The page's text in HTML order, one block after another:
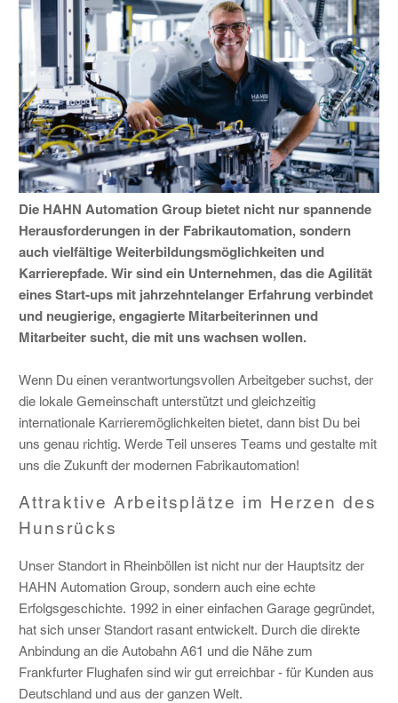
Die HAHN Automation Group bietet nicht nur spannende
Herausforderungen in der Fabrikautomation, sondern
auch vielfältige Weiterbildungsmöglichkeiten und
Karrierepfade. Wir sind ein Unternehmen, das die Agilität
eines Start-ups mit jahrzehntelanger Erfahrung verbindet
und neugierige, engagierte Mitarbeiterinnen und
Mitarbeiter sucht, die mit uns wachsen wollen.
Wenn Du einen verantwortungsvollen Arbeitgeber suchst, der
die lokale Gemeinschaft unterstützt und gleichzeitig
internationale Karrieremöglichkeiten bietet, dann bist Du bei
uns genau richtig. Werde Teil unseres Teams und gestalte mit
uns die Zukunft der modernen Fabrikautomation!
Attraktive Arbeitsplätze im Herzen des
Hunsrücks
Unser Standort in Rheinböllen ist nicht nur der Hauptsitz der
HAHN Automation Group, sondern auch eine echte
Erfolgsgeschichte. 1992 in einer einfachen Garage gegründet,
hat sich unser Standort rasant entwickelt. Durch die direkte
Anbindung an die Autobahn A61 und die Nähe zum
Frankfurter Flughafen sind wir gut erreichbar - für Kunden aus
Deutschland und aus der ganzen Welt.